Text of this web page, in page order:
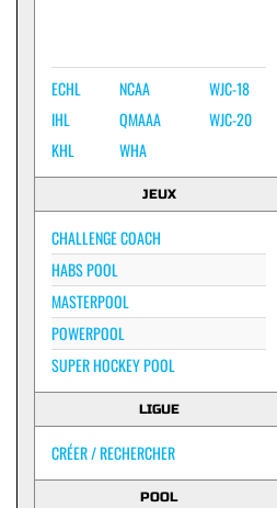
ECHL
IHL
KHL
NCAA
QMAAA
WHA
WJC-18
WJC-20
JEUX
CHALLENGE COACH
HABS POOL
MASTERPOOL
POWERPOOL
SUPER HOCKEY POOL
LIGUE
CRÉER / RECHERCHER
POOL